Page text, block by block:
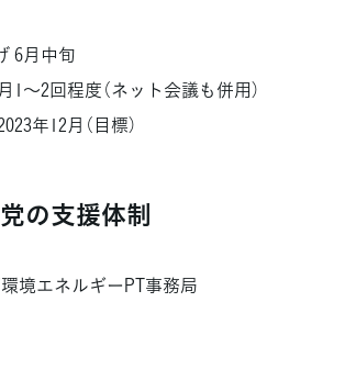
6月中旬
2回程度（ネット会議も併用）
年12月（目標）
の支援体制
境エネルギーPT事務局